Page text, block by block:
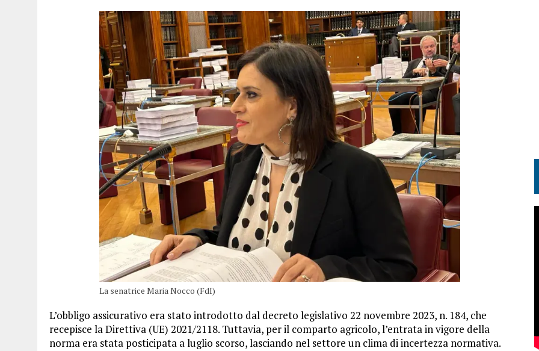
La senatrice Maria Nocco (FdI)
L’obbligo assicurativo era stato introdotto dal decreto legislativo 22 novembre 2023, n. 184, che
recepisce la Direttiva (UE) 2021/2118. Tuttavia, per il comparto agricolo, l’entrata in vigore della
norma era stata posticipata a luglio scorso, lasciando nel settore un clima di incertezza normativa.